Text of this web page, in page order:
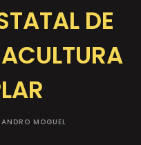
DE
MOGUEL